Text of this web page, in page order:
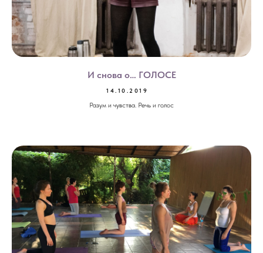
И снова о… ГОЛОСЕ
14.10.2019
Разум и чувства. Речь и голос